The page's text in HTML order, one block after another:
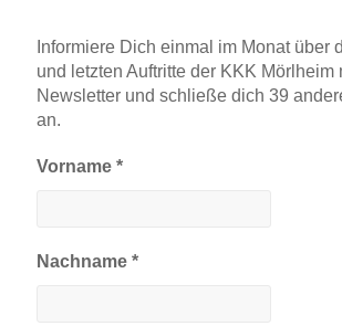
Informiere Dich einmal im Monat über
und letzten Auftritte der KKK Mörlheim
Newsletter und schließe dich 39
an.
Vorname*
Nachname*